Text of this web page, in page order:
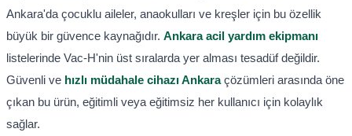
Ankara'da çocuklu aileler, anaokulları ve kreşler için bu özellik
büyük bir güvence kaynağıdır. Ankara acil yardım ekipmanı
listelerinde Vac-H'nin üst sıralarda yer alması tesadüf değildir.
Güvenli ve hızlı müdahale cihazı Ankaraçözümleri arasında öne
çıkan bu ürün, eğitimli veya eğitimsiz her kullanıcı için kolaylık
sağlar.